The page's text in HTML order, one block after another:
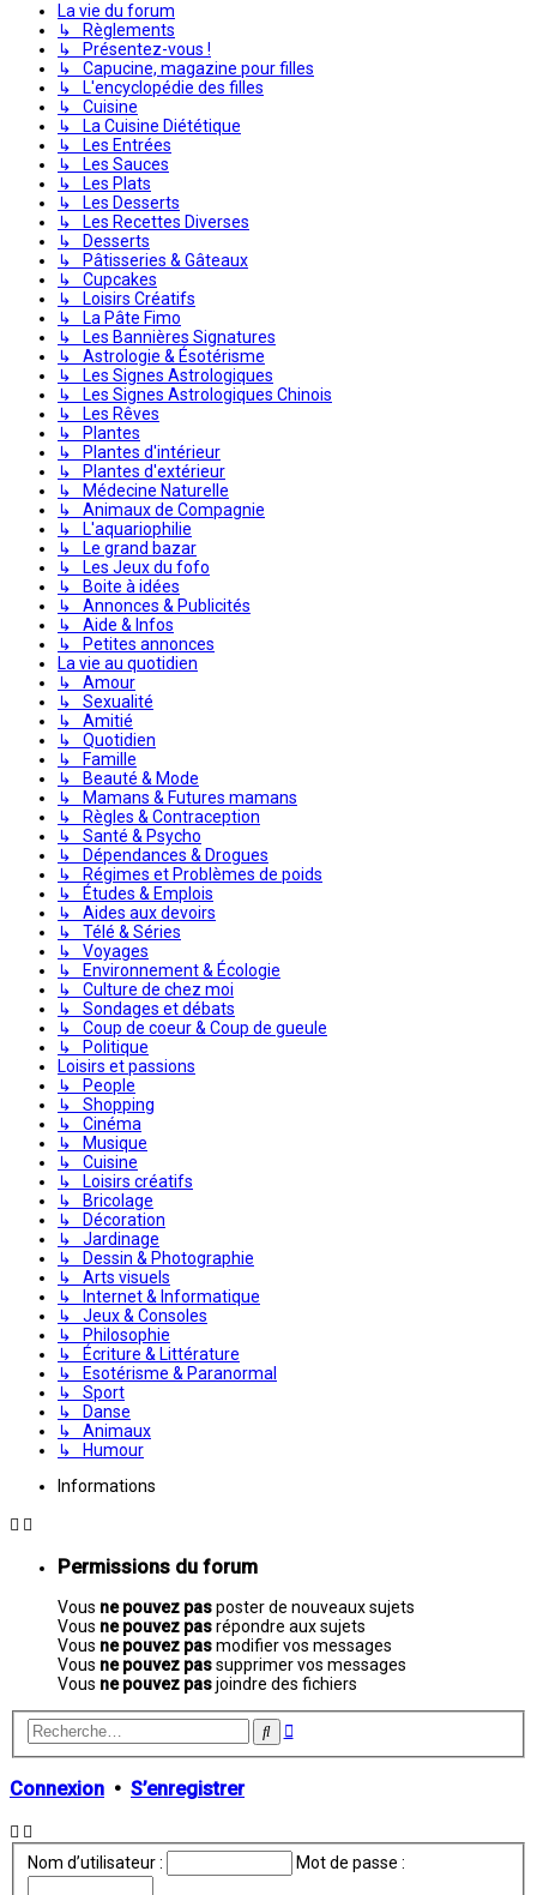
La vie du forum
↳ Règlements
↳ Présentez-vous !
↳ Capucine, magazine pour filles
↳ L'encyclopédie des filles
↳ Cuisine
↳ La Cuisine Diététique
↳ Les Entrées
↳ Les Sauces
↳ Les Plats
↳ Les Desserts
↳ Les Recettes Diverses
↳ Desserts
↳ Pâtisseries & Gâteaux
↳ Cupcakes
↳ Loisirs Créatifs
↳ La Pâte Fimo
↳ Les Bannières Signatures
↳ Astrologie & Ésotérisme
↳ Les Signes Astrologiques
↳ Les Signes Astrologiques Chinois
↳ Les Rêves
↳ Plantes
↳ Plantes d'intérieur
↳ Plantes d'extérieur
↳ Médecine Naturelle
↳ Animaux de Compagnie
↳ L'aquariophilie
↳ Le grand bazar
↳ Les Jeux du fofo
↳ Boite à idées
↳ Annonces & Publicités
↳ Aide & Infos
↳ Petites annonces
La vie au quotidien
↳ Amour
↳ Sexualité
↳ Amitié
↳ Quotidien
↳ Famille
↳ Beauté & Mode
↳ Mamans & Futures mamans
↳ Règles & Contraception
↳ Santé & Psycho
↳ Dépendances & Drogues
↳ Régimes et Problèmes de poids
↳ Études & Emplois
↳ Aides aux devoirs
↳ Télé & Séries
↳ Voyages
↳ Environnement & Écologie
↳ Culture de chez moi
↳ Sondages et débats
↳ Coup de coeur & Coup de gueule
↳ Politique
Loisirs et passions
↳ People
↳ Shopping
↳ Cinéma
↳ Musique
↳ Cuisine
↳ Loisirs créatifs
↳ Bricolage
↳ Décoration
↳ Jardinage
↳ Dessin & Photographie
↳ Arts visuels
↳ Internet & Informatique
↳ Jeux & Consoles
↳ Philosophie
↳ Écriture & Littérature
↳ Esotérisme & Paranormal
↳ Sport
↳ Danse
↳ Animaux
↳ Humour
Informations
Permissions du forum
Vous ne pouvez pasposter de nouveaux sujets
Vous ne pouvez pasrépondre aux sujets
Vous ne pouvez pasmodifier vos messages
Vous ne pouvez passupprimer vos messages
Vous ne pouvez pasjoindre des fichiers
Rechercher
Recherche
Connexion • S’enregistrer
Nom d’utilisateur : Mot de passe :